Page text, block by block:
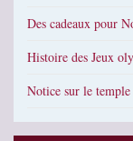
Des cadeaux pour
Histoire des Jeux
Notice sur le